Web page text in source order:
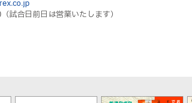
合日前日は営業いたします）